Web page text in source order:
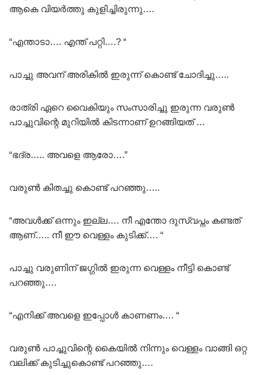
ആകെ വിയർത്തു കുളിച്ചിരുന്നു….
“എന്താടാ…. എന്ത് പറ്റി….? “
പാച്ചു അവന് അരികിൽ ഇരുന്ന് കൊണ്ട് ചോദിച്ചു…..
രാത്രി ഏറെ വൈകിയും സംസാരിച്ചു ഇരുന്ന വരുൺ
പാച്ചുവിന്റെ മുറിയിൽ കിടന്നാണ് ഉറങ്ങിയത് …
“ഭദ്ര….. അവളെ ആരോ….”
വരുൺ കിതച്ചു കൊണ്ട് പറഞ്ഞു…..
“അവൾക്ക് ഒന്നും ഇല്ല…. നീ എന്തോ ദുസ്വപ്നം കണ്ടത്
ആണ്….. നീ ഈ വെള്ളം കുടിക്ക്…. “
പാച്ചു വരുണിന് ജഗ്ഗിൽ ഇരുന്ന വെള്ളം നീട്ടി കൊണ്ട്
പറഞ്ഞു….
“എനിക്ക് അവളെ ഇപ്പോൾ കാണണം…. “
വരുൺ പാച്ചുവിന്റെ കൈയിൽ നിന്നും വെള്ളം വാങ്ങി ഒറ്റ
വലിക്ക് കുടിച്ചുകൊണ്ട് പറഞ്ഞു….